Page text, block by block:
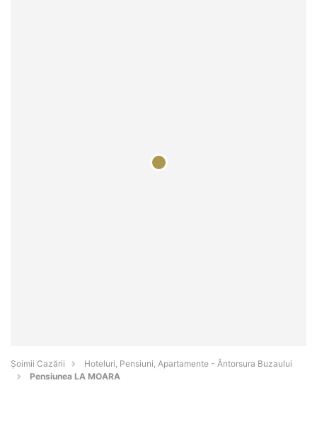
Șoimii Cazării
Hoteluri, Pensiuni, Apartamente - Ântorsura Buzaului
Pensiunea LA MOARA